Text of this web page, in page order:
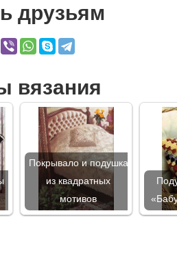
друзьям
вязания
Покрывало и подушка
из квадратных
мотивов